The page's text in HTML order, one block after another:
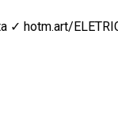
hotm.art/